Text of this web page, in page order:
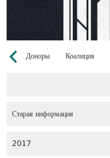
Доноры Коалиция
Старая информация
2017